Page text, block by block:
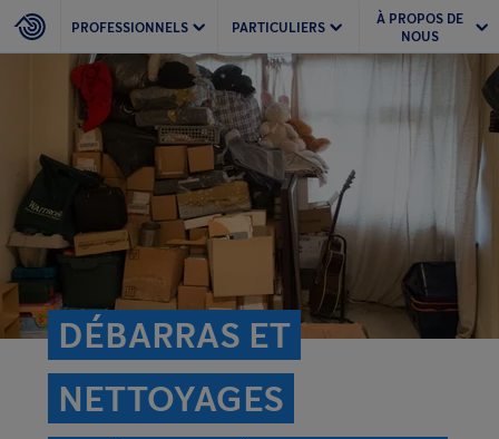
PROFESSIONNELS PARTICULIERS
À PROPOS DE
NOUS
DÉBARRAS ET
NETTOYAGES